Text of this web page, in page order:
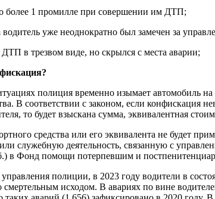
более 1 промилле при совершении им ДТП;
водитель уже неоднократно был замечен за
в трезвом виде, но скрылся с места аварии;
полиция временно изымает автомобиль на
В соответствии с законом, если конфискация
то будет взыскана сумма, эквивалентная
средства или его эквивалента не будет
служебную деятельность, связанную с
в Фонд помощи потерпевшим и
полиции, в 2023 году водители в
смертельным исходом. В авариях по вине